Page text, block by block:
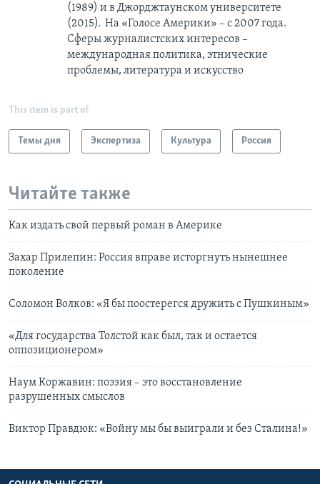
(1989) и в Джорджтаунском университете
(2015). На «Голосе Америки» – с 2007 года.
Сферы журналистских интересов –
международная политика, этнические
проблемы, литература и искусство
This item is part of
Темы дня Экспертиза Культура Россия
Читайте также
Как издать свой первый роман в Америке
Захар Прилепин: Россия вправе исторгнуть нынешнее
поколение
Соломон Волков: «Я бы поостерегся дружить с Пушкиным»
«Для государства Толстой как был, так и остается
оппозиционером»
Наум Коржавин: поэзия – это восстановление
разрушенных смыслов
Виктор Правдюк: «Войну мы бы выиграли и без Сталина!»